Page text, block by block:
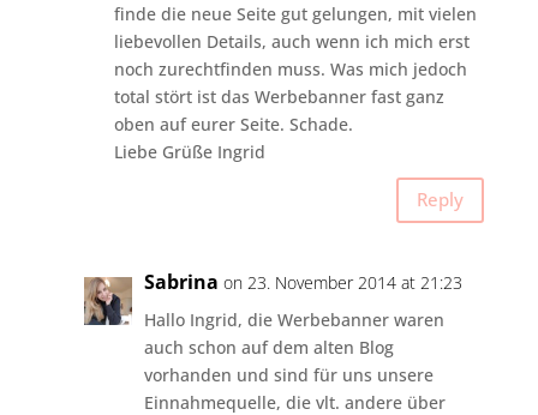
finde die neue Seite gut gelungen, mit vielen
liebevollen Details, auch wenn ich mich erst
noch zurechtfinden muss. Was mich jedoch
total stört ist das Werbebanner fast ganz
oben auf eurer Seite. Schade.
Liebe Grüße Ingrid
Reply
Sabrina on 23. November 2014 at 21:23
Hallo Ingrid, die Werbebanner waren
auch schon auf dem alten Blog
vorhanden und sind für uns unsere
Einnahmequelle, die vlt. andere über